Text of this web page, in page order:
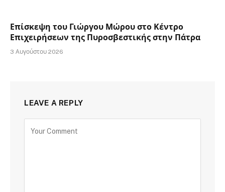
Επίσκεψη του Γιώργου Μώρου στο Κέντρο
Επιχειρήσεων της Πυροσβεστικής στην Πάτρα
3 Αυγούστου 2026
LEAVE A REPLY